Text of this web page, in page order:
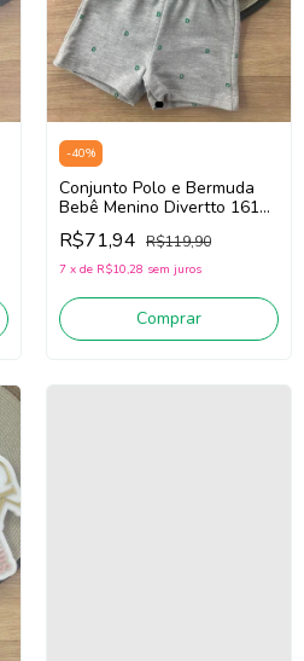
-40%
Conjunto Polo e Bermuda
Bebê Menino Divertto 16167
(Verde/Cinza)
R$71,94 R$119,90
7 x de R$10,28 sem juros
Comprar